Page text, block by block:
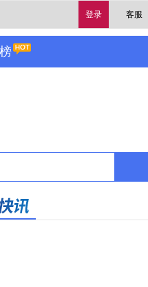
登录 客服